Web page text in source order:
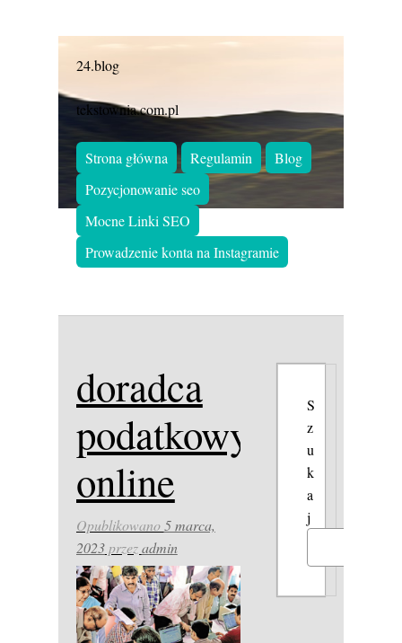
24.blog
tekstownia.com.pl
Strona główna Regulamin
Blog
Pozycjonowanie seo
Mocne Linki SEO
Prowadzenie konta na Instagramie
doradca
podatkowy
online
Opublikowano5 marca,
2023przezadmin
S
z
u
k
a
j